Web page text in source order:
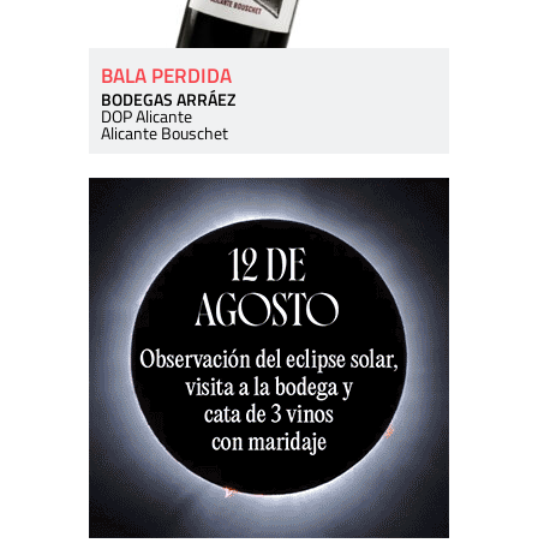
BALA PERDIDA
BODEGAS ARRÁEZ
DOP Alicante
Alicante Bouschet